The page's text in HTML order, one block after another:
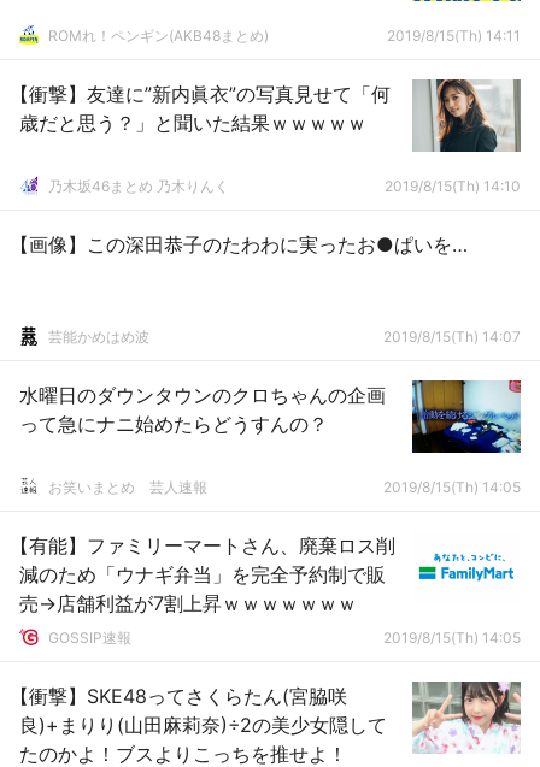
ROMれ！ペンギン(AKB48まとめ) 2019/8/15(Th) 14:11
【衝撃】友達に”新内眞衣”の写真見せて「何
歳だと思う？」と聞いた結果ｗｗｗｗｗ
乃木坂46まとめ 乃木りんく 2019/8/15(Th) 14:10
【画像】この深田恭子のたわわに実ったお●ぱいを…
芸能かめはめ波 2019/8/15(Th) 14:07
水曜日のダウンタウンのクロちゃんの企画
って急にナニ始めたらどうすんの？
お笑いまとめ 芸人速報 2019/8/15(Th) 14:05
【有能】ファミリーマートさん、廃棄ロス削
減のため「ウナギ弁当」を完全予約制で販
売→店舗利益が7割上昇ｗｗｗｗｗｗｗ
GOSSIP速報 2019/8/15(Th) 14:05
【衝撃】SKE48ってさくらたん(宮脇咲
良)+まりり(山田麻莉奈)÷2の美少女隠して
たのかよ！ブスよりこっちを推せよ！